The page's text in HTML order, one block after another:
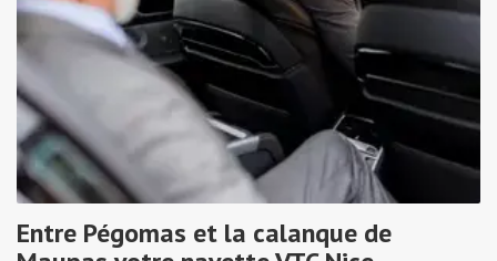
Entre Pégomas et la calanque de